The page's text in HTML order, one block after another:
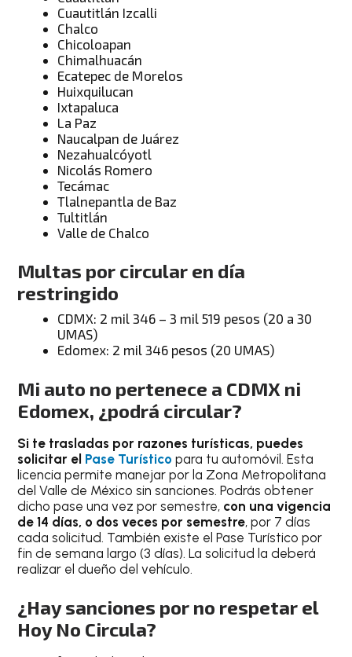
Cuautitlán Izcalli
Chalco
Chicoloapan
Chimalhuacán
Ecatepec de Morelos
Huixquilucan
Ixtapaluca
La Paz
Naucalpan de Juárez
Nezahualcóyotl
Nicolás Romero
Tecámac
Tlalnepantla de Baz
Tultitlán
Valle de Chalco
Multas por circular en día
restringido
CDMX: 2 mil 346 – 3 mil 519 pesos (20 a 30
UMAS)
Edomex: 2 mil 346 pesos (20 UMAS)
Mi auto no pertenece a CDMX ni
Edomex, ¿podrá circular?
Si te trasladas por razones turísticas, puedes
solicitar el Pase Turístico para tu automóvil. Esta
licencia permite manejar por la Zona Metropolitana
del Valle de México sin sanciones. Podrás obtener
dicho pase una vez por semestre, con una vigencia
de 14 días, o dos veces por semestre, por 7 días
cada solicitud. También existe el Pase Turístico por
fin de semana largo (3 días). La solicitud la deberá
realizar el dueño del vehículo.
¿Hay sanciones por no respetar el
Hoy No Circula?